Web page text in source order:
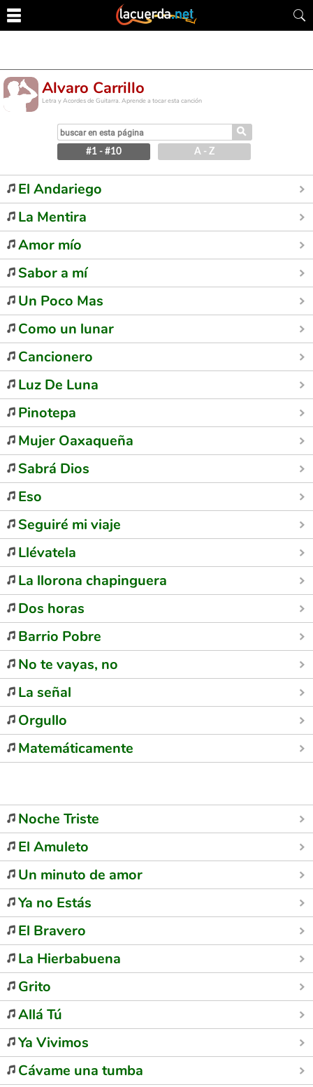
Alvaro Carrillo
Letra y Acordes de Guitarra. Aprende a tocar esta canción
⚲
#1 - #10 A - Z
El Andariego
La Mentira
Amor mío
Sabor a mí
Un Poco Mas
Como un lunar
Cancionero
Luz De Luna
Pinotepa
Mujer Oaxaqueña
Sabrá Dios
Eso
Seguiré mi viaje
Llévatela
La llorona chapinguera
Dos horas
Barrio Pobre
No te vayas, no
La señal
Orgullo
Matemáticamente
Noche Triste
El Amuleto
Un minuto de amor
Ya no Estás
El Bravero
La Hierbabuena
Grito
Allá Tú
Ya Vivimos
Cávame una tumba